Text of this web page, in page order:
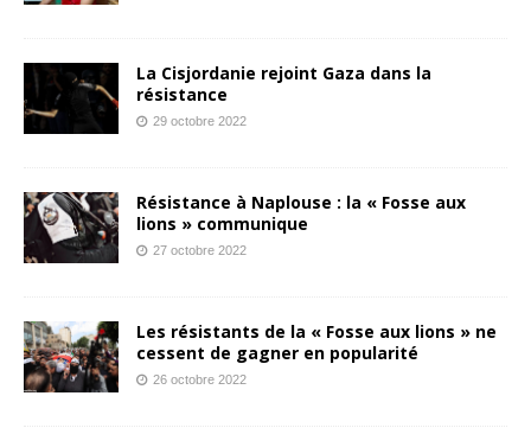
La Cisjordanie rejoint Gaza dans la
résistance
29 octobre 2022
Résistance à Naplouse : la « Fosse aux
lions » communique
27 octobre 2022
Les résistants de la « Fosse aux lions » ne
cessent de gagner en popularité
26 octobre 2022